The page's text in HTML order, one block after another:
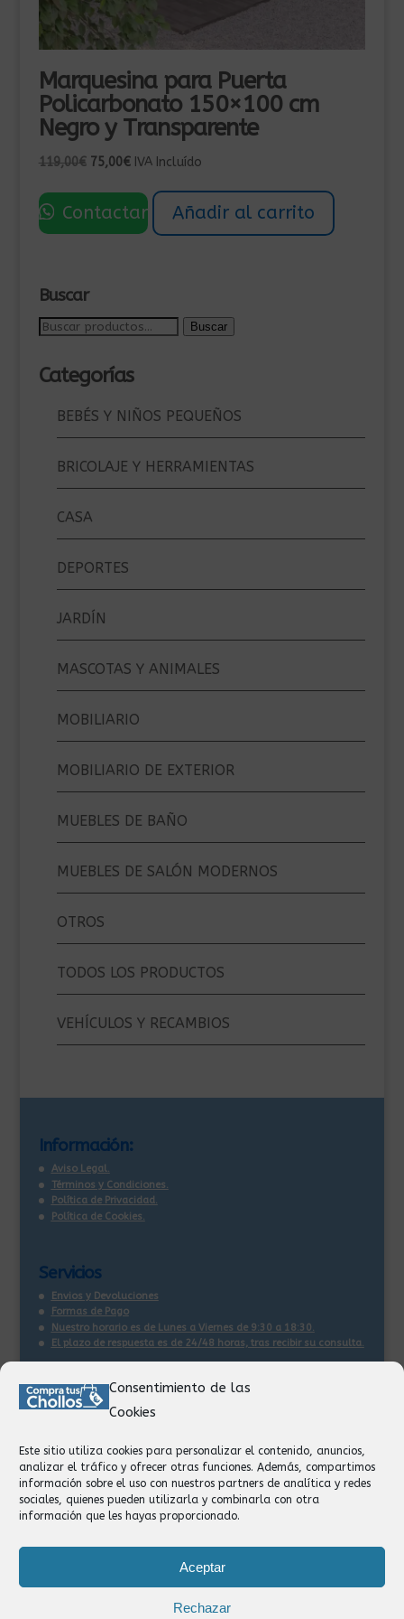
Consentimiento de las
Cookies
Este sitio utiliza cookies para personalizar el contenido, anuncios,
analizar el tráfico y ofrecer otras funciones. Además, compartimos
información sobre el uso con nuestros partners de analítica y redes
sociales, quienes pueden utilizarla y combinarla con otra
información que les hayas proporcionado.
Aceptar
Rechazar
Marquesina para Puerta
Policarbonato 150×100 cm
Negro y Transparente
119,00€ El
original
era:
75,00€El
actual
es:
IVA Incluído
Contactar Añadir al carrito
Buscar
Buscar
Buscar
Categorías
BEBÉS Y NIÑOS PEQUEÑOS
BRICOLAJE Y HERRAMIENTAS
CASA
DEPORTES
JARDÍN
MASCOTAS Y ANIMALES
MOBILIARIO
MOBILIARIO DE EXTERIOR
MUEBLES DE BAÑO
MUEBLES DE SALÓN MODERNOS
OTROS
TODOS LOS PRODUCTOS
VEHÍCULOS Y RECAMBIOS
Información:
Aviso Legal.
Términos y Condiciones.
Política de Privacidad.
Política de Cookies.
Servicios
Envios y Devoluciones
Formas de Pago
Nuestro horario es de Lunes a Viernes de 9:30 a 18:30.
El plazo de respuesta es de 24/48 horas, tras recibir su consulta.
Contacto:
Facturación
Devoluciones
Privacidad
Formas de Pago